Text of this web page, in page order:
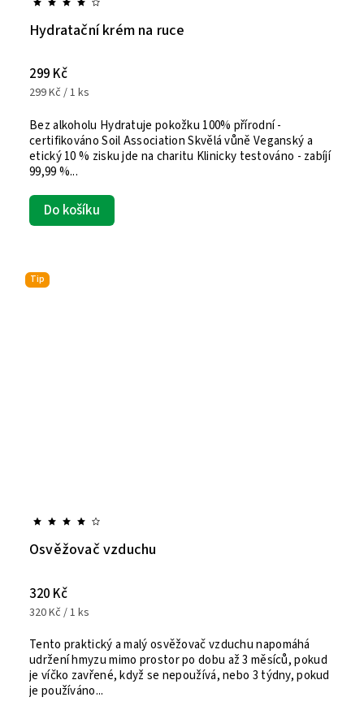
Hydratační krém na ruce
299 Kč
299 Kč / 1 ks
Do košíku
Bez alkoholu Hydratuje pokožku 100% přírodní -
certifikováno Soil Association Skvělá vůně Veganský a
etický 10 % zisku jde na charitu Klinicky testováno - zabíjí
99,99 %...
Tip
Osvěžovač vzduchu
320 Kč
320 Kč / 1 ks
Tento praktický a malý osvěžovač vzduchu napomáhá
udržení hmyzu mimo prostor po dobu až 3 měsíců, pokud
je víčko zavřené, když se nepoužívá, nebo 3 týdny, pokud
je používáno...